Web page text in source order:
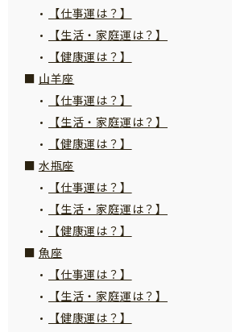
【仕事運は？】
【生活・家庭運は？】
【健康運は？】
山羊座
【仕事運は？】
【生活・家庭運は？】
【健康運は？】
水瓶座
【仕事運は？】
【生活・家庭運は？】
【健康運は？】
魚座
【仕事運は？】
【生活・家庭運は？】
【健康運は？】